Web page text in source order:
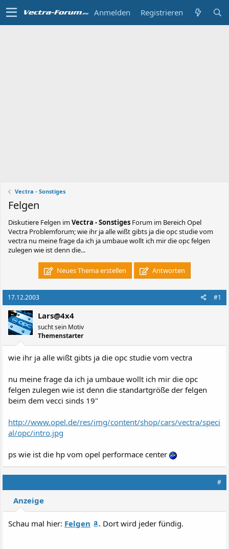
Anmelden Registrieren
Vectra - Sonstiges
Felgen
Diskutiere Felgen imVectra - Sonstiges Forum im Bereich Opel
Vectra Problemforum; wie ihr ja alle wißt gibts ja die opc studie vom
vectra nu meine frage da ich ja umbaue wollt ich mir die opc felgen
zulegen wie ist denn die...
Neues Thema erstellen Antworten
17.12.2003 #1
Lars@4x4
sucht sein Motiv
Themenstarter
wie ihr ja alle wißt gibts ja die opc studie vom vectra
nu meine frage da ich ja umbaue wollt ich mir die opc
felgen zulegen wie ist denn die standartgröße der felgen
beim dem vecci sinds 19"
http://www.opel.de/res/img/content/shop/cars/vectra/speci
al/opc/intro.jpg
ps wie ist die hp vom opel performace center
#
Anzeige
Schau mal hier: Felgen . Dort wird jeder fündig.